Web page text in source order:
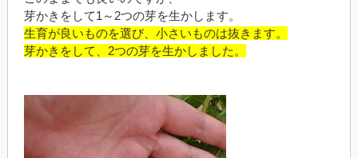
芽かきをして1～2つの芽を生かします。
生育が良いものを選び、小さいものは抜きます。
芽かきをして、2つの芽を生かしました。